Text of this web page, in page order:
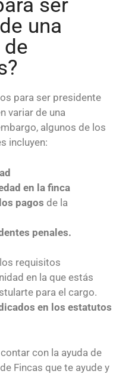
ser
una
para ser presidente
variar de una
algunos de los
incluyen:
en la finca
pagos de la
penales.
requisitos
en la que estás
para el cargo.
en los estatutos
con la ayuda de
Fincas que te ayude y